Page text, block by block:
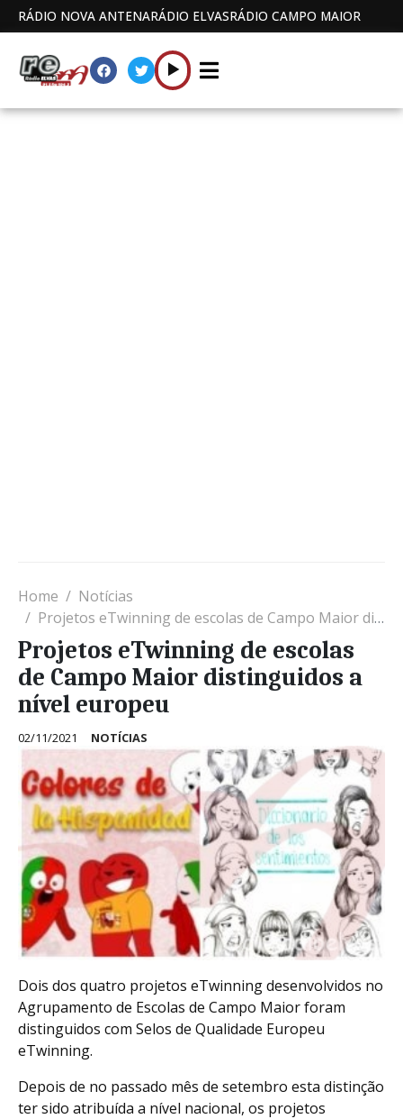
RÁDIO NOVA ANTENARÁDIO ELVASRÁDIO CAMPO MAIOR
Home
Notícias
Projetos eTwinning de escolas de Campo Maior distinguidos a nível europeu
Projetos eTwinning de escolas
de Campo Maior distinguidos a
nível europeu
02/11/2021 NOTÍCIAS
Dois dos quatro projetos eTwinning desenvolvidos no
Agrupamento de Escolas de Campo Maior foram
distinguidos com Selos de Qualidade Europeu
eTwinning.
Depois de no passado mês de setembro esta distinção
ter sido atribuída a nível nacional, os projetos